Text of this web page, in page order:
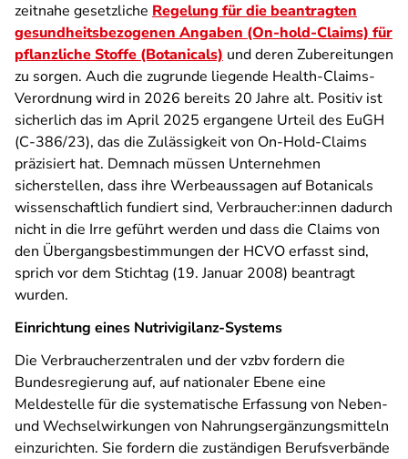
zeitnahe gesetzliche Regelung für die beantragten
gesundheitsbezogenen Angaben (On-hold-Claims) für
pflanzliche Stoffe (Botanicals) und deren Zubereitungen
zu sorgen. Auch die zugrunde liegende Health-Claims-
Verordnung wird in 2026 bereits 20 Jahre alt. Positiv ist
sicherlich das im April 2025 ergangene Urteil des EuGH
(C-386/23), das die Zulässigkeit von On-Hold-Claims
präzisiert hat. Demnach müssen Unternehmen
sicherstellen, dass ihre Werbeaussagen auf Botanicals
wissenschaftlich fundiert sind, Verbraucher:innen dadurch
nicht in die Irre geführt werden und dass die Claims von
den Übergangsbestimmungen der HCVO erfasst sind,
sprich vor dem Stichtag (19. Januar 2008) beantragt
wurden.
Einrichtung eines Nutrivigilanz-Systems
Die Verbraucherzentralen und der vzbv fordern die
Bundesregierung auf, auf nationaler Ebene eine
Meldestelle für die systematische Erfassung von Neben-
und Wechselwirkungen von Nahrungsergänzungsmitteln
einzurichten. Sie fordern die zuständigen Berufsverbände